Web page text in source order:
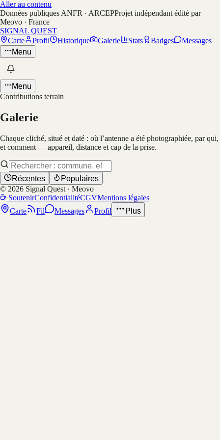
Aller au contenu
Données publiques ANFR · ARCEPProjet indépendant édité par
Meovo · France
SIGNAL QUEST
Carte
Profil Historique Galerie Stats Badges
Messages
Menu
Menu
Contributions terrain
Galerie
Chaque cliché, situé et daté : où l’antenne a été photographiée, par qui,
et comment — appareil, distance et cap de la prise.
Récentes
Populaires
© 2026 Signal Quest · Meovo
SoutenirConfidentialitéCGVMentions légales
Carte
Fil Messages Profil Plus